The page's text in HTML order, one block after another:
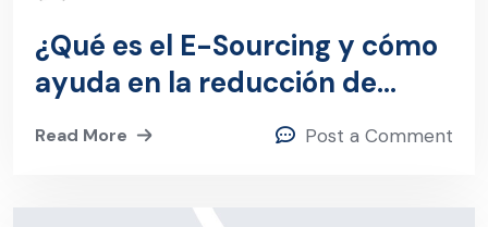
¿Qué es el E-Sourcing y cómo
ayuda en la reducción de
costos?
Read More Post a Comment